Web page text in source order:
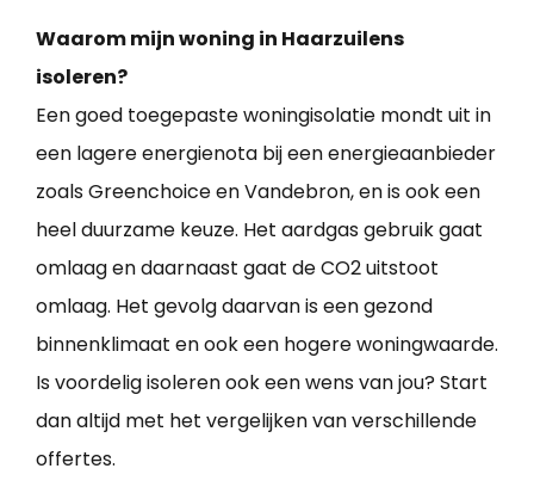
Waarom mijn woning in Haarzuilens
isoleren?
Een goed toegepaste woningisolatie mondt uit in
een lagere energienota bij een energieaanbieder
zoals Greenchoice en Vandebron, en is ook een
heel duurzame keuze. Het aardgas gebruik gaat
omlaag en daarnaast gaat de CO2 uitstoot
omlaag. Het gevolg daarvan is een gezond
binnenklimaat en ook een hogere woningwaarde.
Is voordelig isoleren ook een wens van jou? Start
dan altijd met het vergelijken van verschillende
offertes.